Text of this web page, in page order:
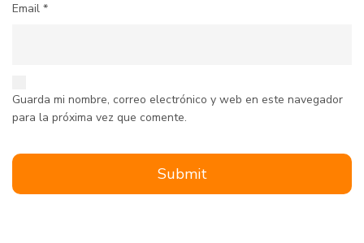
Email *
Guarda mi nombre, correo electrónico y web en este navegador
para la próxima vez que comente.